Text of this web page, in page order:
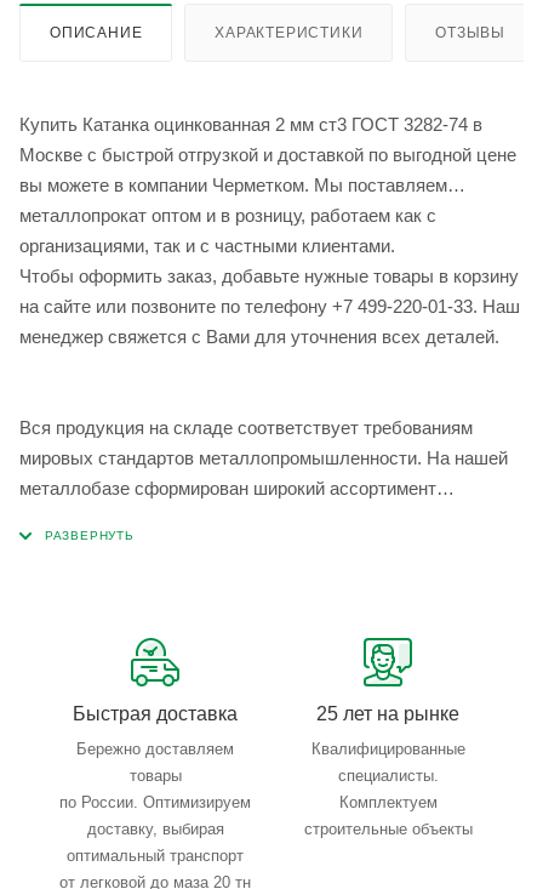
ОПИСАНИЕ ХАРАКТЕРИСТИКИ ОТЗЫВЫ
Купить Катанка оцинкованная 2 мм ст3 ГОСТ 3282-74 в
Москве с быстрой отгрузкой и доставкой по выгодной цене
вы можете в компании Черметком. Мы поставляем
металлопрокат оптом и в розницу, работаем как с
организациями, так и с частными клиентами.
Чтобы оформить заказ, добавьте нужные товары в корзину
на сайте или позвоните по телефону +7 499-220-01-33. Наш
менеджер свяжется с Вами для уточнения всех деталей.
Вся продукция на складе соответствует требованиям
мировых стандартов металлопромышленности. На нашей
металлобазе сформирован широкий ассортимент
Быстрая доставка
Бережно доставляем
товары
по России. Оптимизируем
доставку, выбирая
оптимальный транспорт
от легковой до маза 20 тн
25 лет на рынке
Квалифицированные
специалисты.
Комплектуем
строительные объекты